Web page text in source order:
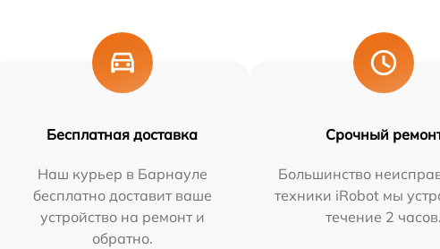
Бесплатная доставка
Наш курьер в Барнауле
бесплатно доставит ваше
устройство на ремонт и
обратно.
Срочный
Большинство
техники iRobot мы
течение 2 часов.